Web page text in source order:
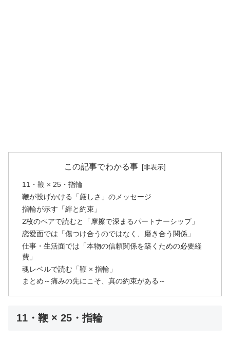
この記事でわかる事
11・鞭 × 25・指輪
鞭が投げかける「厳しさ」のメッセージ
指輪が示す「絆と約束」
2枚のペアで読むと「摩擦で深まるパートナーシップ」
恋愛面では「傷つけ合うのではなく、磨き合う関係」
仕事・生活面では「本物の信頼関係を築くための必要経
費」
魂レベルで読む「鞭 × 指輪」
まとめ～痛みの先にこそ、真の約束がある～
11・鞭 × 25・指輪